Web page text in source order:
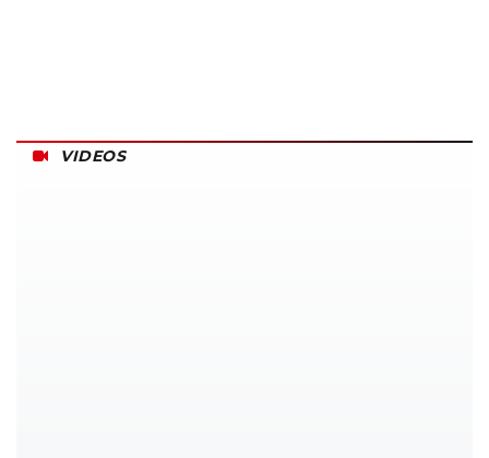
VIDEOS